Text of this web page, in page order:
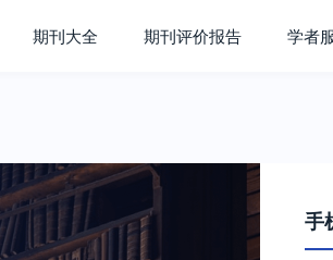
期刊大全 期刊评价报告 学者
手